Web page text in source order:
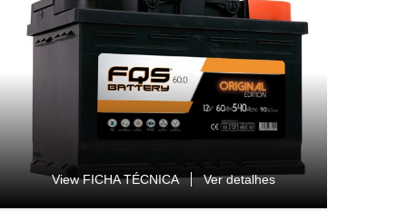
View FICHA TÉCNICA Ver detalhes